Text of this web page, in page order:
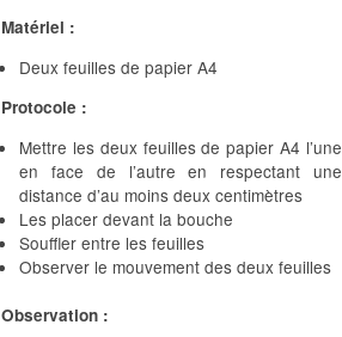
Matériel :
Deux feuilles de papier A4
Protocole :
Mettre les deux feuilles de papier A4 l’une
en face de l’autre en respectant une
distance d’au moins deux centimètres
Les placer devant la bouche
Souffler entre les feuilles
Observer le mouvement des deux feuilles
Observation :